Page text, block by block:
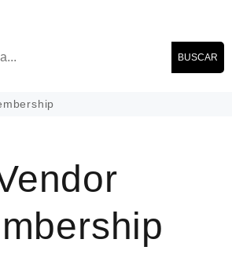
BUSCAR